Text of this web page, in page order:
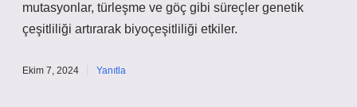
mutasyonlar, türleşme ve göç gibi süreçler genetik
çeşitliliği artırarak biyoçeşitliliği etkiler.
Ekim 7, 2024 Yanıtla